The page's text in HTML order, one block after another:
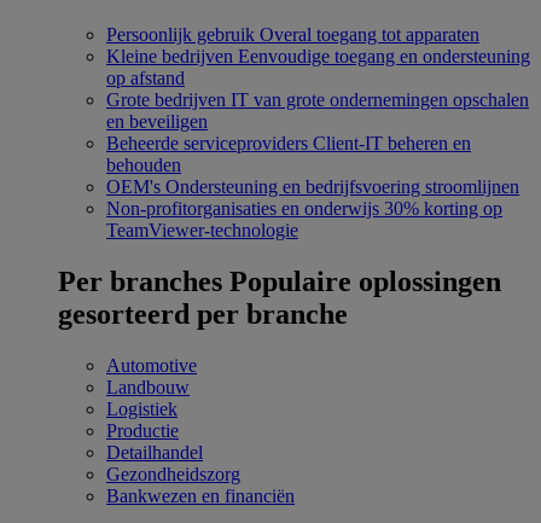
Persoonlijk gebruik Overal toegang tot apparaten
Kleine bedrijven Eenvoudige toegang en ondersteuning
op afstand
Grote bedrijven IT van grote ondernemingen opschalen
en beveiligen
Beheerde serviceproviders Client-IT beheren en
behouden
OEM's Ondersteuning en bedrijfsvoering stroomlijnen
Non-profitorganisaties en onderwijs 30% korting op
TeamViewer-technologie
Per branches Populaire oplossingen
gesorteerd per branche
Automotive
Landbouw
Logistiek
Productie
Detailhandel
Gezondheidszorg
Bankwezen en financiën